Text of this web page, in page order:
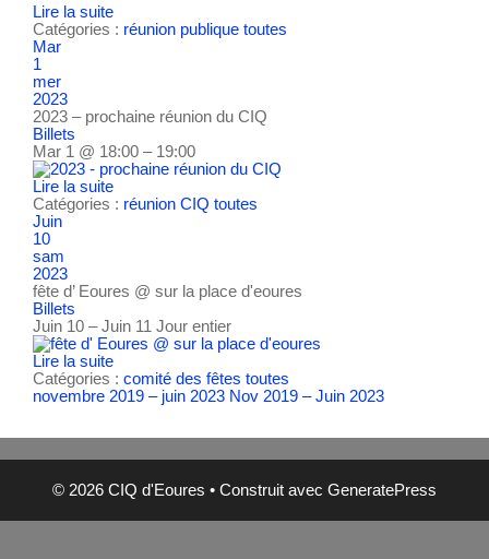
Lire la suite
Catégories : réunion publique toutes
Mar
1
mer
2023
2023 – prochaine réunion du CIQ
Billets
Mar 1 @ 18:00 – 19:00
Lire la suite
Catégories : réunion CIQ toutes
Juin
10
sam
2023
fête d’ Eoures @ sur la place d'eoures
Billets
Juin 10 – Juin 11 Jour entier
Lire la suite
Catégories : comité des fêtes toutes
novembre 2019 – juin 2023 Nov 2019 – Juin 2023
© 2026 CIQ d'Eoures • Construit avec GeneratePress